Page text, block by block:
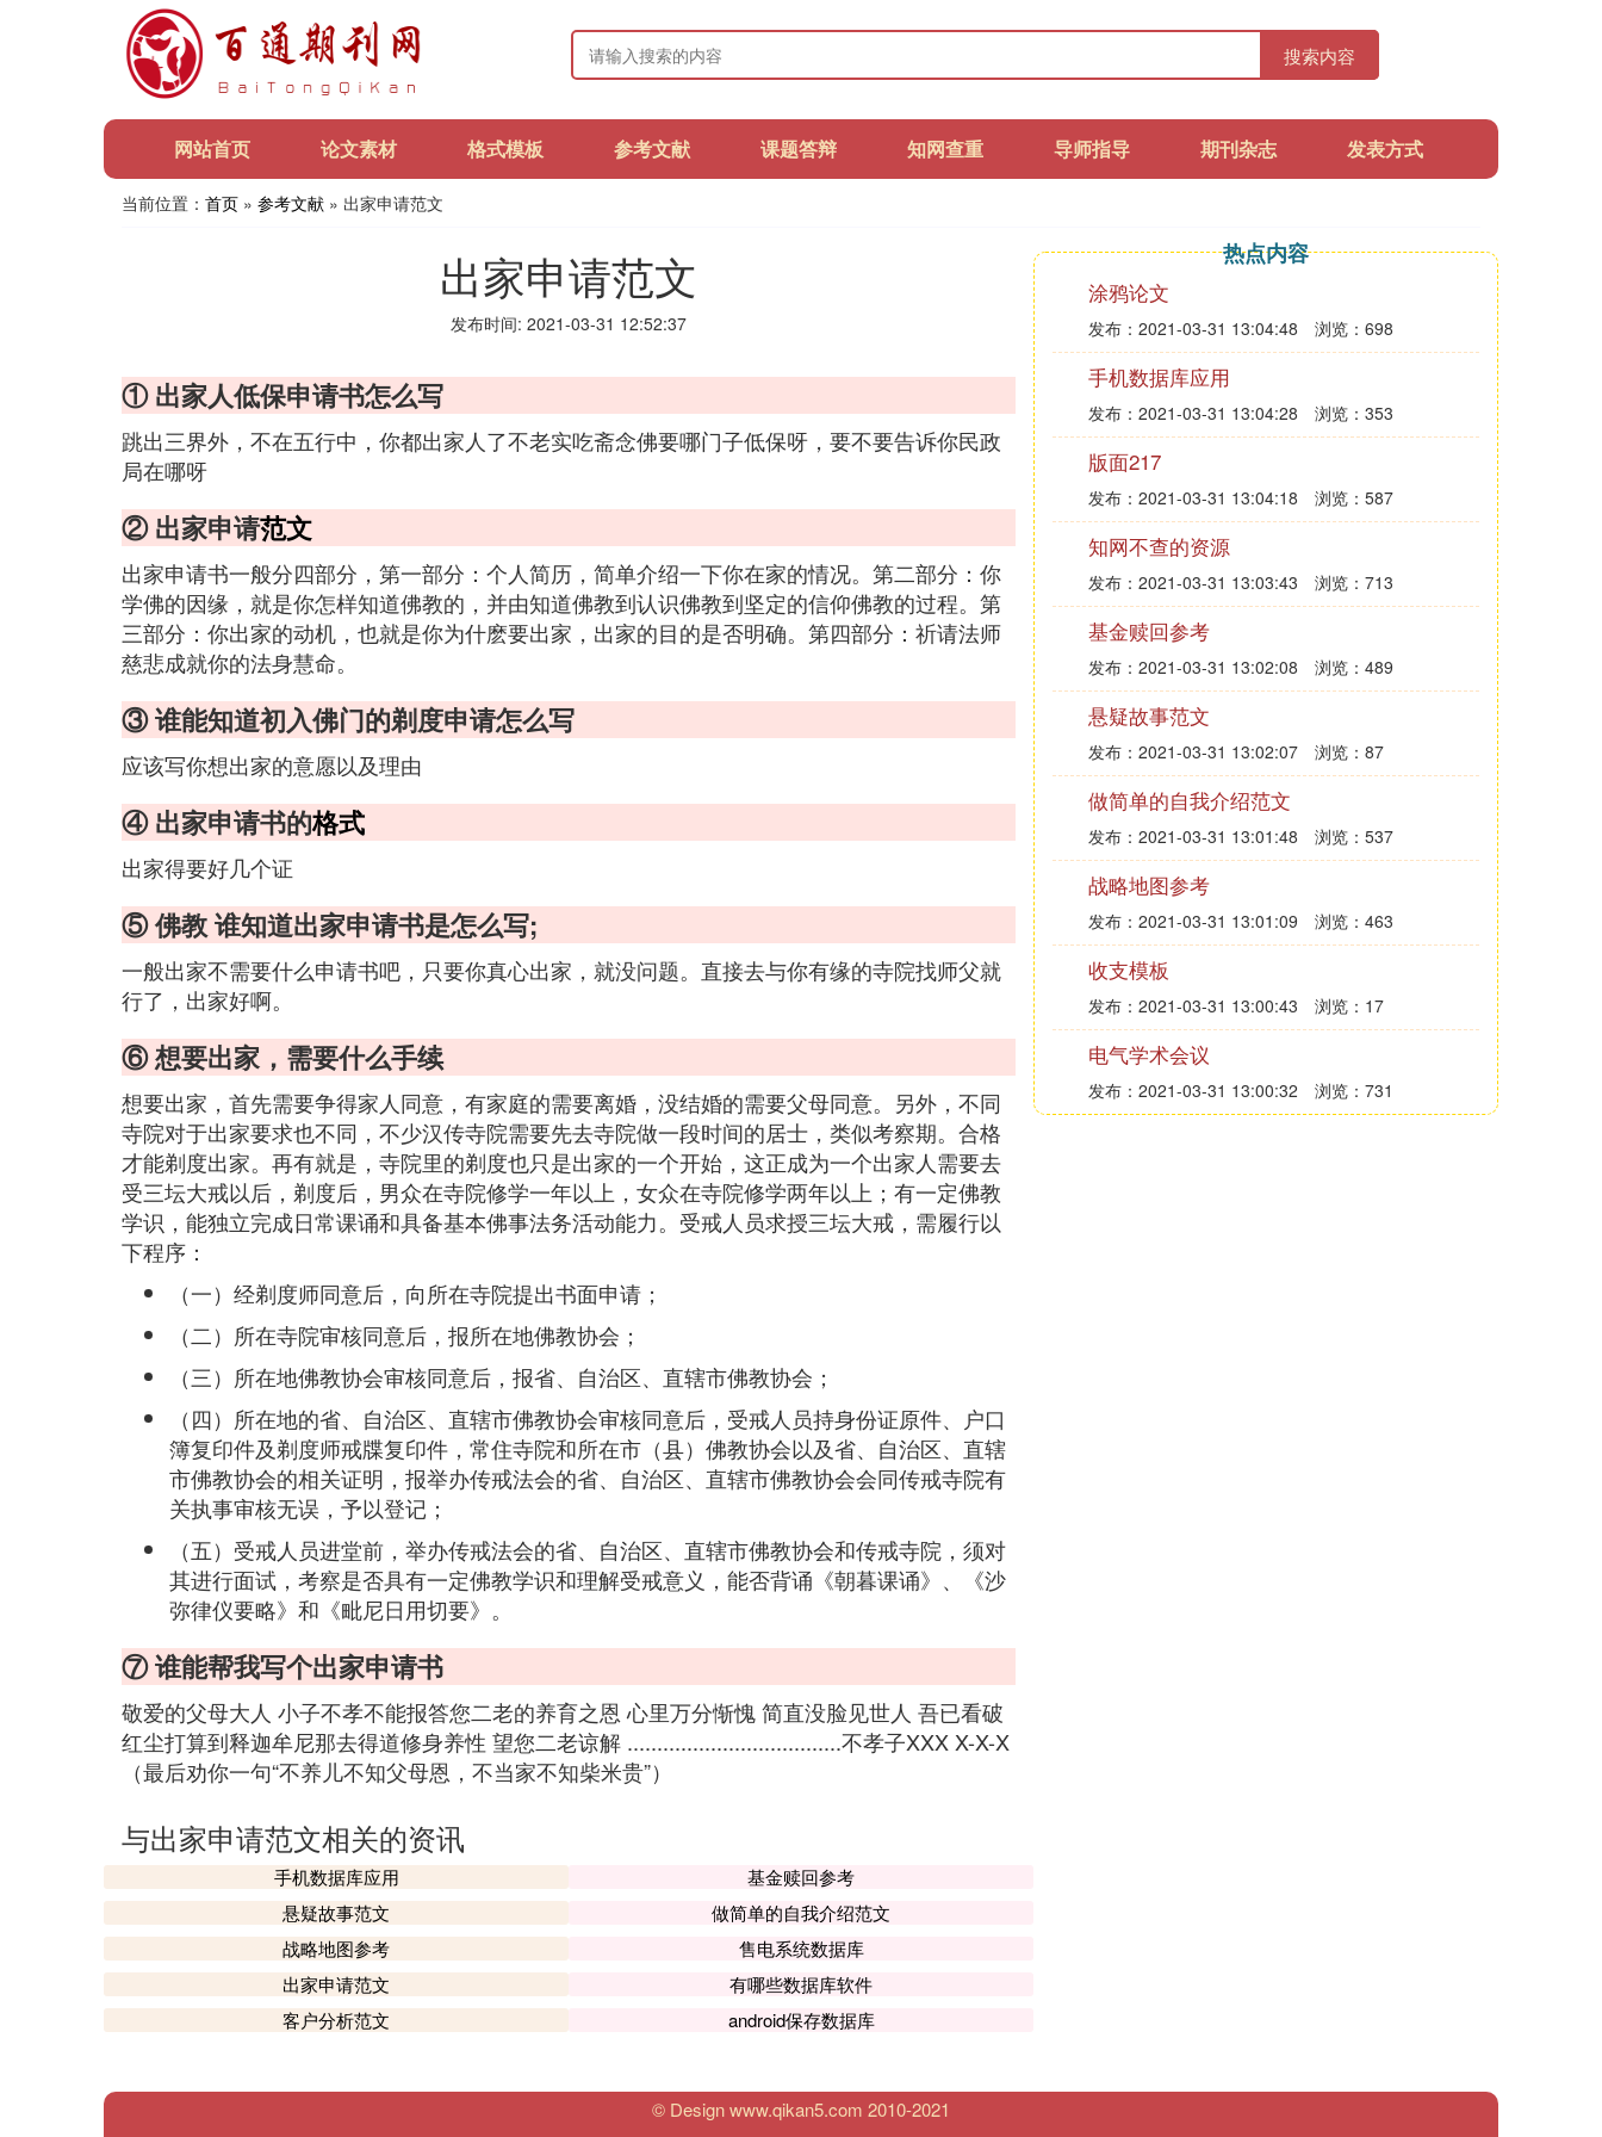
搜索内容
网站首页 论文素材 格式模板 参考文献 课题答辩 知网查重 导师指导 期刊杂志 发表方式
当前位置： 首页 » 参考文献 » 出家申请范文
出家申请范文
发布时间: 2021-03-31 12:52:37
① 出家人低保申请书怎么写
跳出三界外，不在五行中，你都出家人了不老实吃斋念佛要哪门子低保呀，要不要告诉你民政
局在哪呀
② 出家申请范文
出家申请书一般分四部分，第一部分：个人简历，简单介绍一下你在家的情况。第二部分：你
学佛的因缘，就是你怎样知道佛教的，并由知道佛教到认识佛教到坚定的信仰佛教的过程。第
三部分：你出家的动机，也就是你为什麽要出家，出家的目的是否明确。第四部分：祈请法师
慈悲成就你的法身慧命。
③ 谁能知道初入佛门的剃度申请怎么写
应该写你想出家的意愿以及理由
④ 出家申请书的格式
出家得要好几个证
⑤ 佛教 谁知道出家申请书是怎么写;
一般出家不需要什么申请书吧，只要你真心出家，就没问题。直接去与你有缘的寺院找师父就
行了，出家好啊。
⑥ 想要出家，需要什么手续
想要出家，首先需要争得家人同意，有家庭的需要离婚，没结婚的需要父母同意。另外，不同
寺院对于出家要求也不同，不少汉传寺院需要先去寺院做一段时间的居士，类似考察期。合格
才能剃度出家。再有就是，寺院里的剃度也只是出家的一个开始，这正成为一个出家人需要去
受三坛大戒以后，剃度后，男众在寺院修学一年以上，女众在寺院修学两年以上；有一定佛教
学识，能独立完成日常课诵和具备基本佛事法务活动能力。受戒人员求授三坛大戒，需履行以
下程序：
（一）经剃度师同意后，向所在寺院提出书面申请；
（二）所在寺院审核同意后，报所在地佛教协会；
（三）所在地佛教协会审核同意后，报省、自治区、直辖市佛教协会；
（四）所在地的省、自治区、直辖市佛教协会审核同意后，受戒人员持身份证原件、户口
簿复印件及剃度师戒牒复印件，常住寺院和所在市（县）佛教协会以及省、自治区、直辖
市佛教协会的相关证明，报举办传戒法会的省、自治区、直辖市佛教协会会同传戒寺院有
关执事审核无误，予以登记；
（五）受戒人员进堂前，举办传戒法会的省、自治区、直辖市佛教协会和传戒寺院，须对
其进行面试，考察是否具有一定佛教学识和理解受戒意义，能否背诵《朝暮课诵》、《沙
弥律仪要略》和《毗尼日用切要》。
⑦ 谁能帮我写个出家申请书
敬爱的父母大人 小子不孝不能报答您二老的养育之恩 心里万分惭愧 简直没脸见世人 吾已看破
红尘打算到释迦牟尼那去得道修身养性 望您二老谅解 ....................................不孝子XXX X-X-X
（最后劝你一句“不养儿不知父母恩，不当家不知柴米贵”）
与出家申请范文相关的资讯
手机数据库应用
基金赎回参考
悬疑故事范文
做简单的自我介绍范文
战略地图参考
售电系统数据库
出家申请范文
有哪些数据库软件
客户分析范文
android保存数据库
热点内容
涂鸦论文
发布：2021-03-31 13:04:48 浏览：698
手机数据库应用
发布：2021-03-31 13:04:28 浏览：353
版面217
发布：2021-03-31 13:04:18 浏览：587
知网不查的资源
发布：2021-03-31 13:03:43 浏览：713
基金赎回参考
发布：2021-03-31 13:02:08 浏览：489
悬疑故事范文
发布：2021-03-31 13:02:07 浏览：87
做简单的自我介绍范文
发布：2021-03-31 13:01:48 浏览：537
战略地图参考
发布：2021-03-31 13:01:09 浏览：463
收支模板
发布：2021-03-31 13:00:43 浏览：17
电气学术会议
发布：2021-03-31 13:00:32 浏览：731
© Design www.qikan5.com 2010-2021